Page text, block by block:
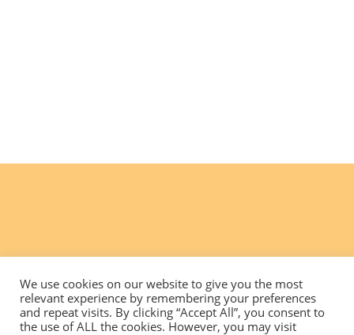
We use cookies on our website to give you the most
relevant experience by remembering your preferences
and repeat visits. By clicking “Accept All”, you consent to
the use of ALL the cookies. However, you may visit